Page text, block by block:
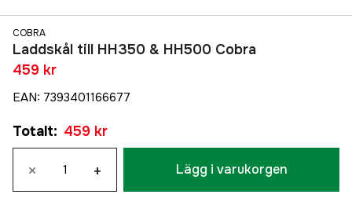
COBRA
Laddskål till HH350 & HH500 Cobra
459 kr
EAN: 7393401166677
Totalt: 459 kr
× + Lägg i varukorgen